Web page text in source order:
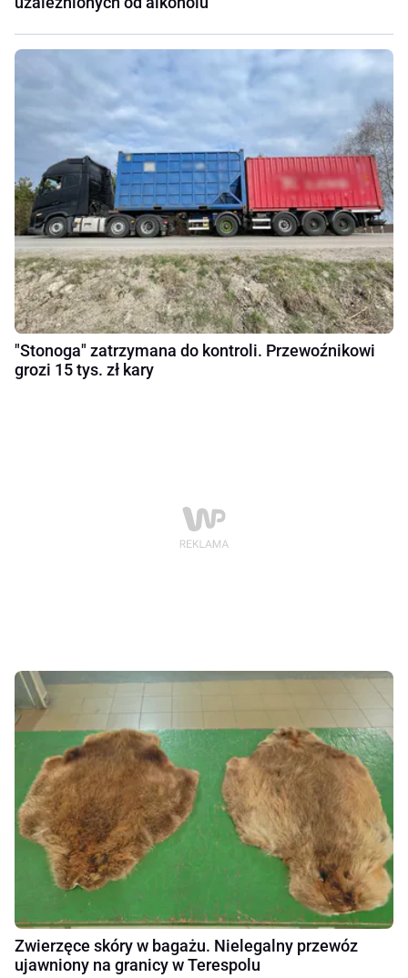
"Stonoga" zatrzymana do kontroli. Przewoźnikowi
grozi 15 tys. zł kary
Zwierzęce skóry w bagażu. Nielegalny przewóz
ujawniony na granicy w Terespolu